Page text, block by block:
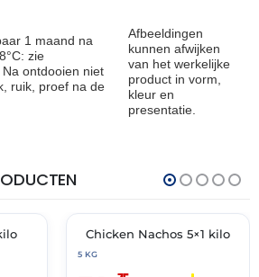
1 maand na
zie
ontdooien niet
ruik, proef na de
Afbeeldingen
kunnen afwijken
van het werkelijke
product in vorm,
kleur en
presentatie.
✓ VAST ASSORTIMENT
Chicken Nachos 5×1 kilo
5 KG